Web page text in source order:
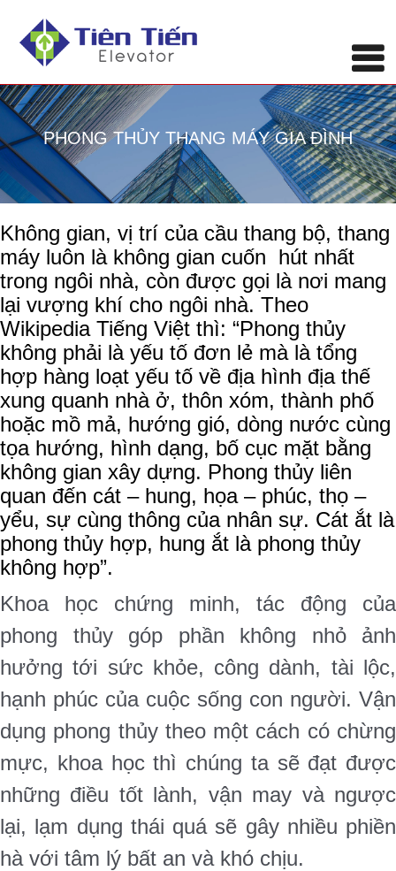
PHONG THỦY THANG MÁY GIA ĐÌNH
Không gian, vị trí của cầu thang bộ, thang
máy luôn là không gian cuốn hút nhất
trong ngôi nhà, còn được gọi là nơi mang
lại vượng khí cho ngôi nhà. Theo
Wikipedia Tiếng Việt thì: “Phong thủy
không phải là yếu tố đơn lẻ mà là tổng
hợp hàng loạt yếu tố về địa hình địa thế
xung quanh nhà ở, thôn xóm, thành phố
hoặc mồ mả, hướng gió, dòng nước cùng
tọa hướng, hình dạng, bố cục mặt bằng
không gian xây dựng. Phong thủy liên
quan đến cát – hung, họa – phúc, thọ –
yểu, sự cùng thông của nhân sự. Cát ắt là
phong thủy hợp, hung ắt là phong thủy
không hợp”.
Khoa học chứng minh, tác động của
phong thủy góp phần không nhỏ ảnh
hưởng tới sức khỏe, công dành, tài lộc,
hạnh phúc của cuộc sống con người. Vận
dụng phong thủy theo một cách có chừng
mực, khoa học thì chúng ta sẽ đạt được
những điều tốt lành, vận may và ngược
lại, lạm dụng thái quá sẽ gây nhiều phiền
hà với tâm lý bất an và khó chịu.